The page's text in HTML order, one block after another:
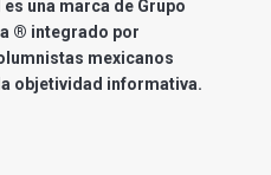
una marca de Grupo
® integrado por
mexicanos
objetividad informativa.